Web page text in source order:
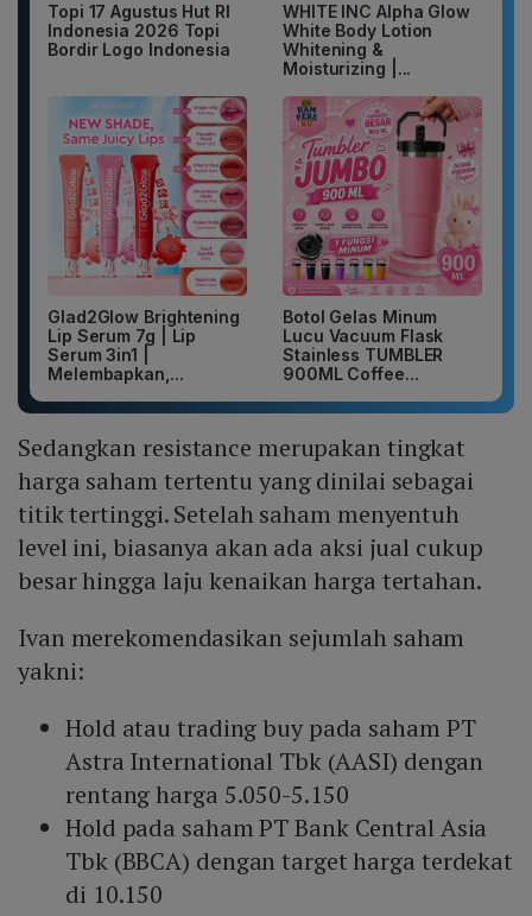
Topi 17 Agustus Hut RI
Indonesia 2026 Topi
Bordir Logo Indonesia
WHITE INC Alpha Glow
White Body Lotion
Whitening &
Moisturizing |...
Glad2Glow Brightening
Lip Serum 7g | Lip
Serum 3in1 |
Melembapkan,...
Botol Gelas Minum
Lucu Vacuum Flask
Stainless TUMBLER
900ML Coffee...
Sedangkan resistance merupakan tingkat
harga saham tertentu yang dinilai sebagai
titik tertinggi. Setelah saham menyentuh
level ini, biasanya akan ada aksi jual cukup
besar hingga laju kenaikan harga tertahan.
Ivan merekomendasikan sejumlah saham
yakni:
Hold atau trading buy pada saham PT
Astra International Tbk (AASI) dengan
rentang harga 5.050-5.150
Hold pada saham PT Bank Central Asia
Tbk (BBCA) dengan target harga terdekat
di 10.150